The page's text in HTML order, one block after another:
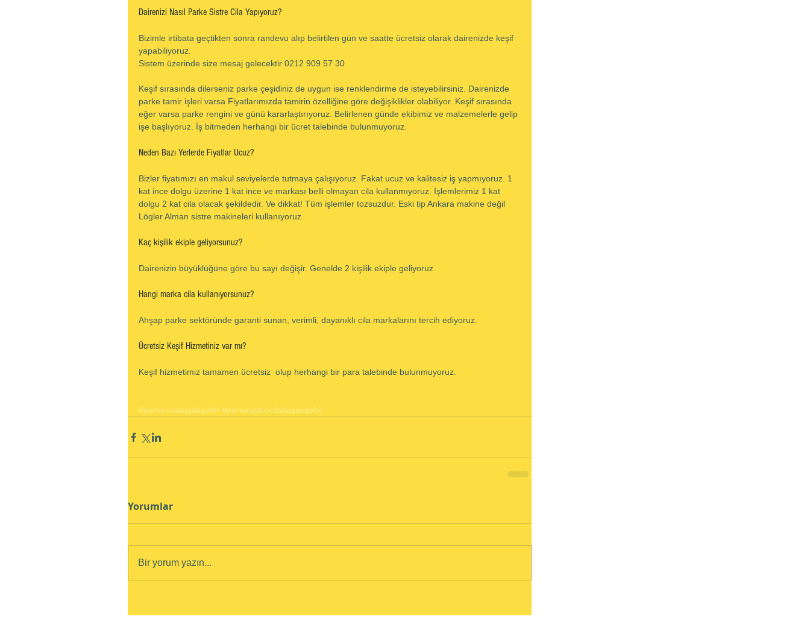
Dairenizi Nasıl Parke Sistre Cila Yapıyoruz?
Bizimle irtibata geçtikten sonra randevu alıp belirtilen gün ve saatte ücretsiz olarak dairenizde keşif
yapabiliyoruz.
Sistem üzerinde size mesaj gelecektir 0212 909 57 30
Keşif sırasında dilerseniz parke çeşidiniz de uygun ise renklendirme de isteyebilirsiniz. Dairenizde
parke tamir işleri varsa Fiyatlarımızda tamirin özelliğine göre değişiklikler olabiliyor. Keşif sırasında
eğer varsa parke rengini ve günü kararlaştırıyoruz. Belirlenen günde ekibimiz ve malzemelerle gelip
işe başlıyoruz. İş bitmeden herhangi bir ücret talebinde bulunmuyoruz.
Neden Bazı Yerlerde Fiyatlar Ucuz?
Bizler fiyatımızı en makul seviyelerde tutmaya çalışıyoruz. Fakat ucuz ve kalitesiz iş yapmıyoruz. 1
kat ince dolgu üzerine 1 kat ince ve markası belli olmayan cila kullanmıyoruz. İşlemlerimiz 1 kat
dolgu 2 kat cila olacak şekildedir. Ve dikkat! Tüm işlemler tozsuzdur. Eski tip Ankara makine değil
Lögler Alman sistre makineleri kullanıyoruz.
Kaç kişilik ekiple geliyorsunuz?
Dairenizin büyüklüğüne göre bu sayı değişir. Genelde 2 kişilik ekiple geliyoruz.
Hangi marka cila kullanıyorsunuz?
Ahşap parke sektöründe garanti sunan, verimli, dayanıklı cila markalarını tercih ediyoruz.
Ücretsiz Keşif Hizmetiniz var mı?
Keşif hizmetimiz tamamen ücretsiz  olup herhangi bir para talebinde bulunmuyoruz.
#parkecilabaşakşehir #parkesistrecilabaşakşehir
Yorumlar
Bir yorum yazın...